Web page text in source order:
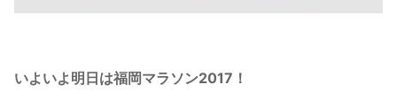
いよいよ明日は福岡マラソン2017！